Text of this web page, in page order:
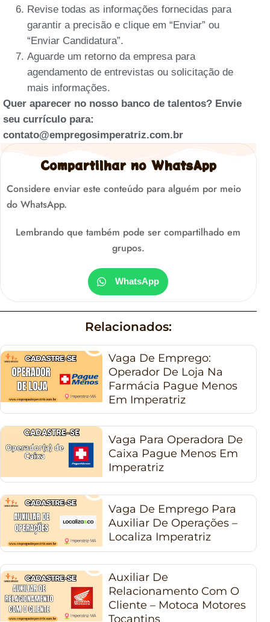
Revise todas as informações fornecidas para
garantir a precisão e clique em “Enviar” ou
“Enviar Candidatura”.
Aguarde um retorno da empresa para
agendamento de entrevistas ou solicitação de
mais informações.
Quer aparecer no nosso banco de talentos? Envie
seu currículo para:
contato@empregosimperatriz.com.br
Compartilhar no WhatsApp
Considere enviar este conteúdo para alguém por meio
do WhatsApp.
Lembrando que também pode ser compartilhado em
grupos.
WhatsApp
Relacionados:
Vaga De Emprego:
Operador De Loja Na
Farmácia Pague Menos
Em Imperatriz
Vaga Para Operadora De
Caixa Pague Menos Em
Imperatriz
Vaga De Emprego Para
Auxiliar De Operações –
Localiza Imperatriz
Auxiliar De
Relacionamento Com O
Cliente – Motoca Motores
Tocantins